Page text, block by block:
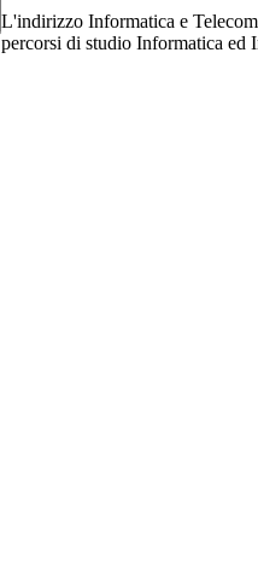
L'indirizzo Informatica e
percorsi di studio Informatica ed